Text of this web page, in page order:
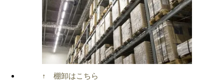
↑ 棚卸はこちら